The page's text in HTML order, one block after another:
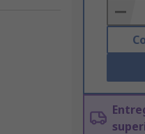
Basket